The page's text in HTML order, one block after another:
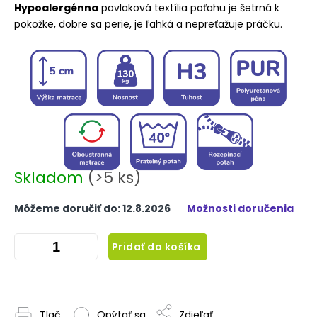
Skladom(>5 ks)
Môžeme doručiť do:12.8.2026 Možnosti doručenia
Pridať do košíka
Hypoalergénna povlaková textília poťahu je šetrná k
pokožke, dobre sa perie, je ľahká a nepreťažuje práčku.